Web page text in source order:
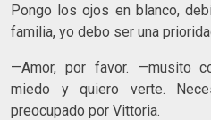
Pongo los ojos en blanco,
familia, yo debo ser una
—Amor, por favor. —musito
miedo y quiero verte.
preocupado por Vittoria.